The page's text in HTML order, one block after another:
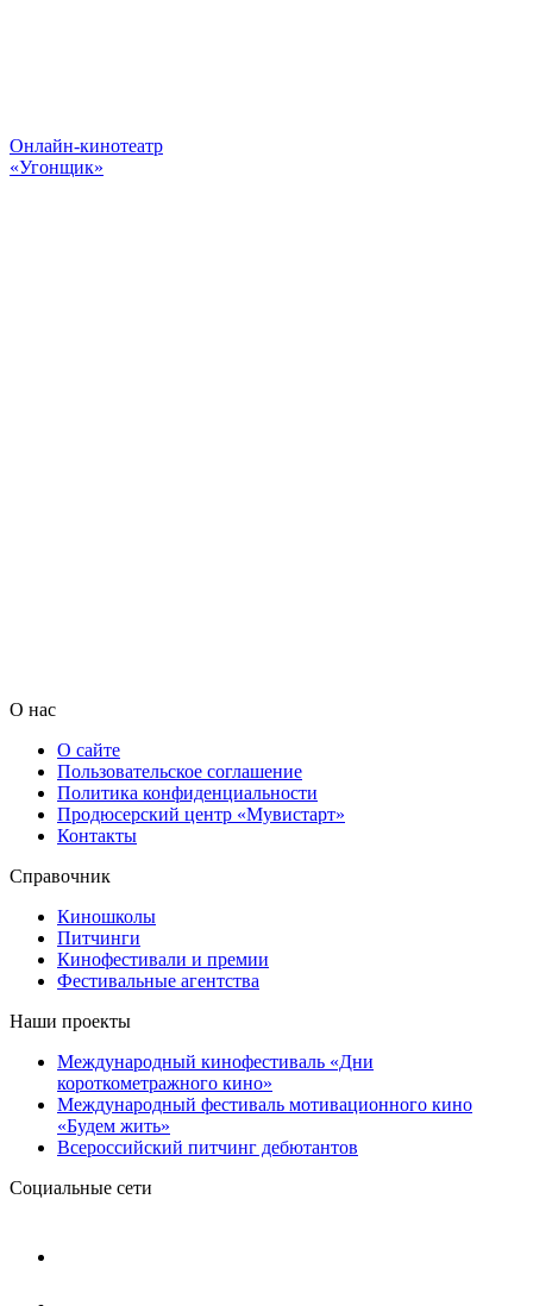
Онлайн-кинотеатр
«Угонщик»
О нас
О сайте
Пользовательское соглашение
Политика конфиденциальности
Продюсерский центр «Мувистарт»
Контакты
Справочник
Киношколы
Питчинги
Кинофестивали и премии
Фестивальные агентства
Наши проекты
Международный кинофестиваль «Дни
короткометражного кино»
Международный фестиваль мотивационного кино
«Будем жить»
Всероссийский питчинг дебютантов
Социальные сети